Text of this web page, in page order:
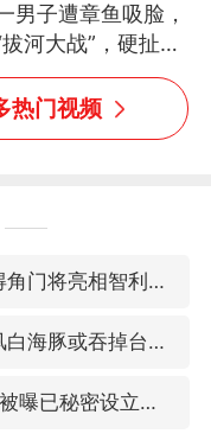
男子遭章鱼吸脸，
拔河大战”，硬扯加
打方才挣脱
热门视频
佛得角门将亮相智利俱乐部主场
台风白海豚或吞掉台风鲸鱼
CIA被曝已秘密设立古巴工作组